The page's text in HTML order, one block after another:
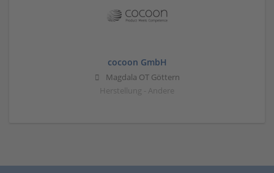
cocoon GmbH
Magdala OT Göttern
Herstellung - Andere